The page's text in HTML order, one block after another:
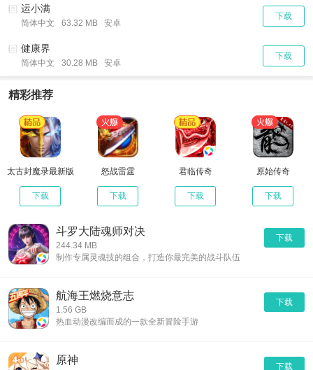
运小满
简体中文 63.32 MB 安卓
下载
健康界
简体中文 30.28 MB 安卓
下载
精彩推荐
太古封魔录最新版
下载
怒战雷霆
下载
君临传奇
下载
原始传奇
下载
斗罗大陆魂师对决
244.34 MB
下载
制作专属灵魂技的组合，打造你最完美的战斗队伍
航海王燃烧意志
1.56 GB
下载
热血动漫改编而成的一款全新冒险手游
原神
下载